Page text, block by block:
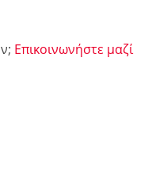
Επικοινωνήστε μαζί